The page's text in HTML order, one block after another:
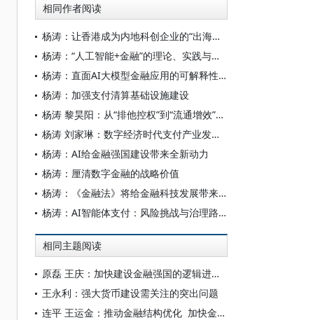
相同作者阅读
杨涛：让香港成为内地科创企业的“出海门户”
杨涛：“人工智能+金融”的理论、实践与风险挑战
杨涛：直面AI大模型金融应用的可解释性挑战
杨涛：加强支付清算基础设施建设
杨涛 黎昊阳：从“排他控权”到“流通增效”：词元经济下的版权变革
杨涛 刘家琳：数字经济时代支付产业发展新特征
杨涛：AI给金融强国建设带来全新动力
杨涛：厘清数字金融的战略价值
杨涛：《金融法》将给金融科技发展带来什么？
杨涛：AI智能体支付：风险挑战与治理路径
相同主题阅读
原磊 王庆：加快建设金融强国的逻辑进路与实践路径
王永利：强大货币建设需关注的突出问题
连平 王运金：推动金融结构优化 加快金融强国建设